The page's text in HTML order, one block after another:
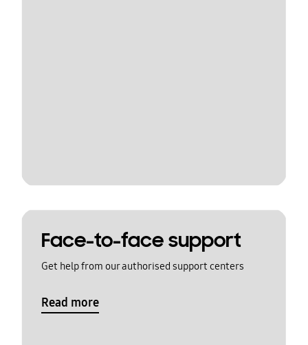
Face-to-face support
Get help from our authorised support centers
Read more